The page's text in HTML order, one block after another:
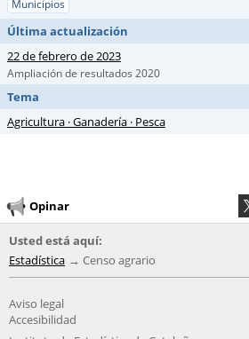
Municipios
Última actualización
22 de febrero de 2023
Ampliación de resultados 2020
Tema
Agricultura · Ganadería · Pesca
Opinar
Usted está aquí:
Estadística
Censo agrario
Aviso legal
Accesibilidad